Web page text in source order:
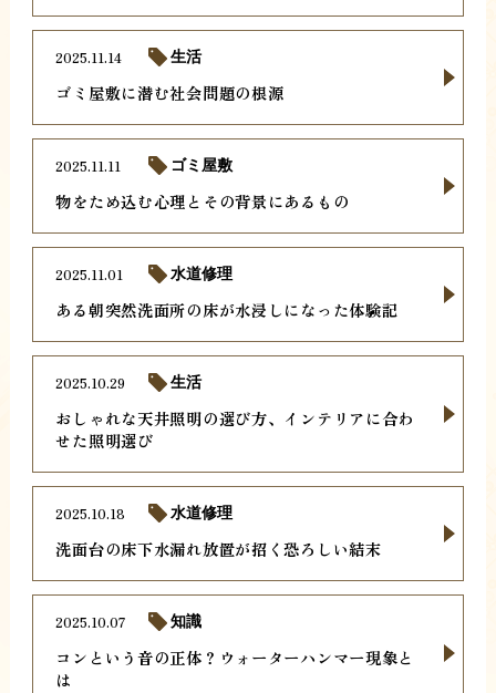
ゴミ屋敷に潜む社会問題の根源
2025.11.14 生活
物をため込む心理とその背景にあるもの
2025.11.11 ゴミ屋敷
ある朝突然洗面所の床が水浸しになった体験記
2025.11.01 水道修理
おしゃれな天井照明の選び方、インテリアに合わ
せた照明選び
2025.10.29 生活
洗面台の床下水漏れ放置が招く恐ろしい結末
2025.10.18 水道修理
コンという音の正体？ウォーターハンマー現象と
は
2025.10.07 知識